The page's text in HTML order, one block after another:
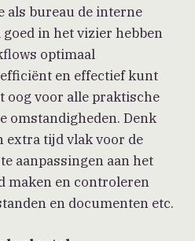
als bureau de interne
in het vizier hebben
optimaal
en effectief kunt
oog voor alle praktische
omstandigheden. Denk
extra tijd vlak voor de
aanpassingen aan het
maken en controleren
en documenten etc.